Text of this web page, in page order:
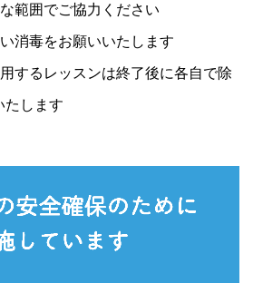
範囲でご協力ください
消毒をお願いいたします
するレッスンは終了後に各自で除
たします